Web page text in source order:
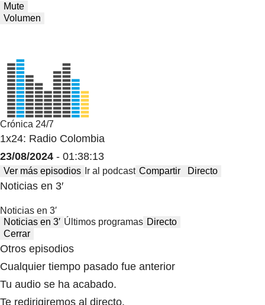
Mute
Volumen
Crónica 24/7
1x24: Radio Colombia
23/08/2024 - 01:38:13
Ver más episodios Ir al podcast Compartir Directo
Noticias en 3′
Noticias en 3′
Noticias en 3′ Últimos programas Directo
Cerrar
Otros episodios
Cualquier tiempo pasado fue anterior
Tu audio se ha acabado.
Te redirigiremos al directo.